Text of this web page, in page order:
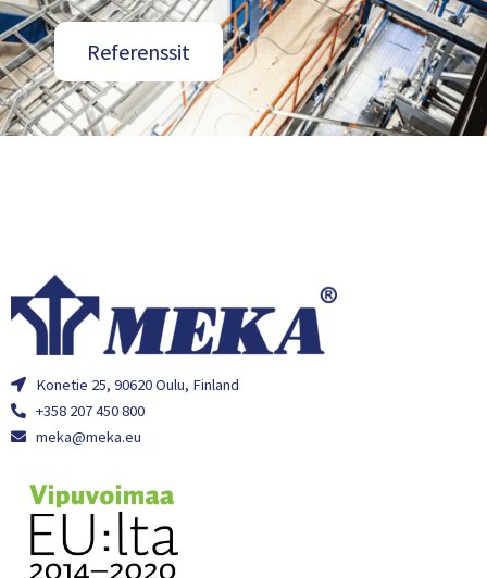
Referenssit
Konetie 25, 90620 Oulu, Finland
+358 207 450 800
meka@meka.eu